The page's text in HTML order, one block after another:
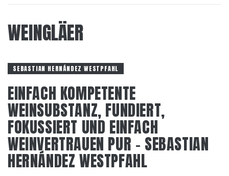
WEINGLÄER
SEBASTIAN HERNÁNDEZ WESTPFAHL
EINFACH KOMPETENTE
WEINSUBSTANZ, FUNDIERT,
FOKUSSIERT UND EINFACH
WEINVERTRAUEN PUR – SEBASTIAN
HERNÁNDEZ WESTPFAHL